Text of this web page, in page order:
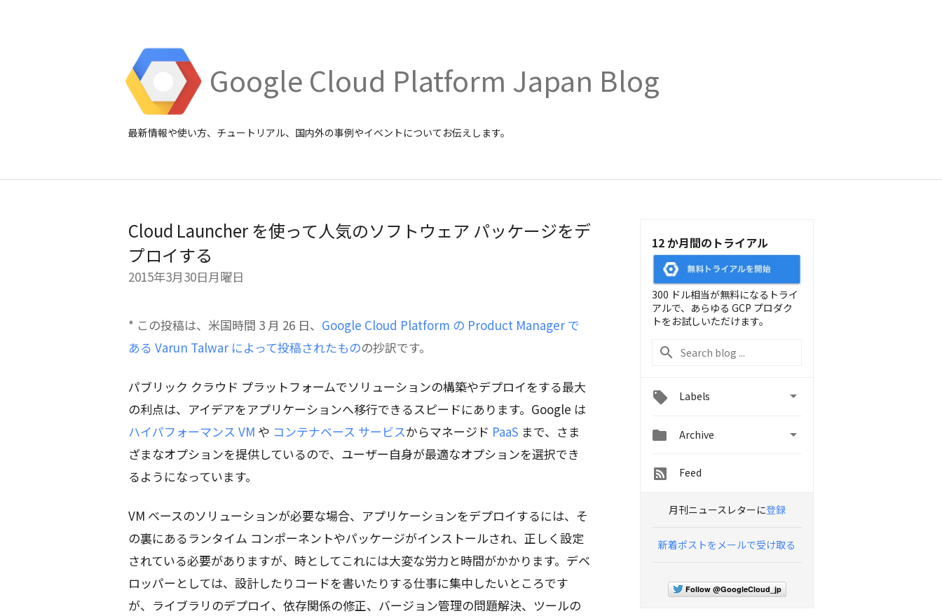
Google Cloud Platform Japan Blog
最新情報や使い方、チュートリアル、国内外の事例やイベントについてお伝えします。
Cloud Launcher を使って人気のソフトウェア パッケージをデ
プロイする
2015年3月30日月曜日
* この投稿は、米国時間 3 月 26 日、 Google Cloud Platform の Product Manager で
ある Varun Talwar によって投稿されたものの抄訳です。
パブリック クラウド プラットフォームでソリューションの構築やデプロイをする最大
の利点は、アイデアをアプリケーションへ移行できるスピードにあります。Google は
ハイパフォーマンス VM や コンテナベース サービスからマネージド PaaS まで、さま
ざまなオプションを提供しているので、ユーザー自身が最適なオプションを選択でき
るようになっています。
VM ベースのソリューションが必要な場合、アプリケーションをデプロイするには、そ
の裏にあるランタイム コンポーネントやパッケージがインストールされ、正しく設定
されている必要がありますが、時としてこれには大変な労力と時間がかかります。デベ
ロッパーとしては、設計したりコードを書いたりする仕事に集中したいところです
が、ライブラリのデプロイ、依存関係の修正、バージョン管理の問題解決、ツールの
12 か月間のトライアル
300 ドル相当が無料になるトライ
アルで、あらゆる GCP プロダク
トをお試しいただけます。
Labels 
 Archive 
Feed
月刊ニュースレターに登録
新着ポストをメールで受け取る
Follow @GoogleCloud_jp